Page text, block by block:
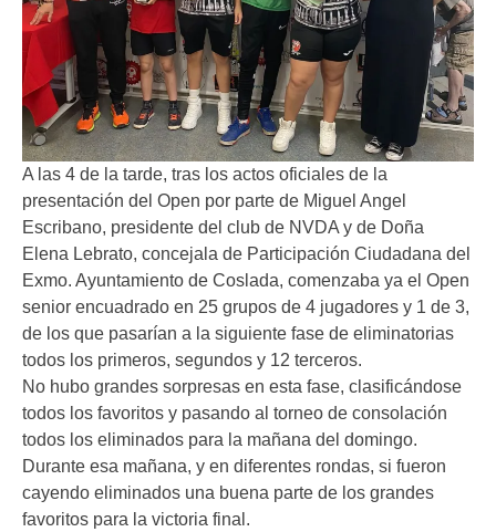
A las 4 de la tarde, tras los actos oficiales de la
presentación del Open por parte de Miguel Angel
Escribano, presidente del club de NVDA y de Doña
Elena Lebrato, concejala de Participación Ciudadana del
Exmo. Ayuntamiento de Coslada, comenzaba ya el Open
senior encuadrado en 25 grupos de 4 jugadores y 1 de 3,
de los que pasarían a la siguiente fase de eliminatorias
todos los primeros, segundos y 12 terceros.
No hubo grandes sorpresas en esta fase, clasificándose
todos los favoritos y pasando al torneo de consolación
todos los eliminados para la mañana del domingo.
Durante esa mañana, y en diferentes rondas, si fueron
cayendo eliminados una buena parte de los grandes
favoritos para la victoria final.